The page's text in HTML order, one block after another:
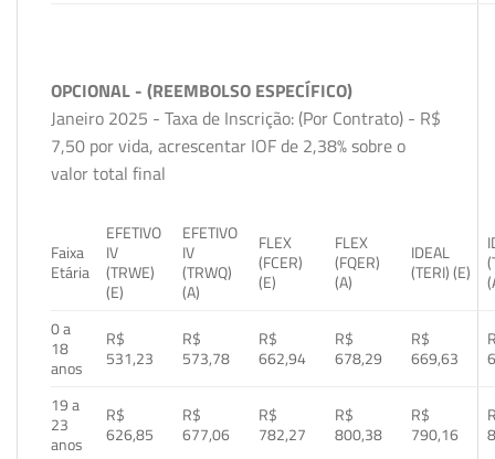
OPCIONAL - (REEMBOLSO ESPECÍFICO)
Janeiro 2025 - Taxa de Inscrição: (Por Contrato) - R$
7,50 por vida, acrescentar IOF de 2,38% sobre o
valor total final
Faixa
Etária
EFETIVO
IV
(TRWE)
(E)
EFETIVO
IV
(TRWQ)
(A)
FLEX
(FCER)
(E)
FLEX
(FQER)
(A)
IDEAL
(TERI) (E)
0 a
18
anos
R$
531,23
R$
573,78
R$
662,94
R$
678,29
R$
669,63
19 a
23
anos
R$
626,85
R$
677,06
R$
782,27
R$
800,38
R$
790,16